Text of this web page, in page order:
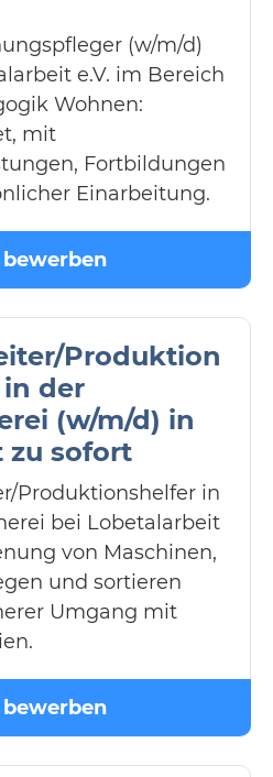
(w/m/d)
e.V. im Bereich
Wohnen:
mit
Fortbildungen
Einarbeitung.
Produktion
der
(w/m/d) in
zu sofort
Produktionshelfer in
bei Lobetalarbeit
von Maschinen,
und sortieren
Umgang mit